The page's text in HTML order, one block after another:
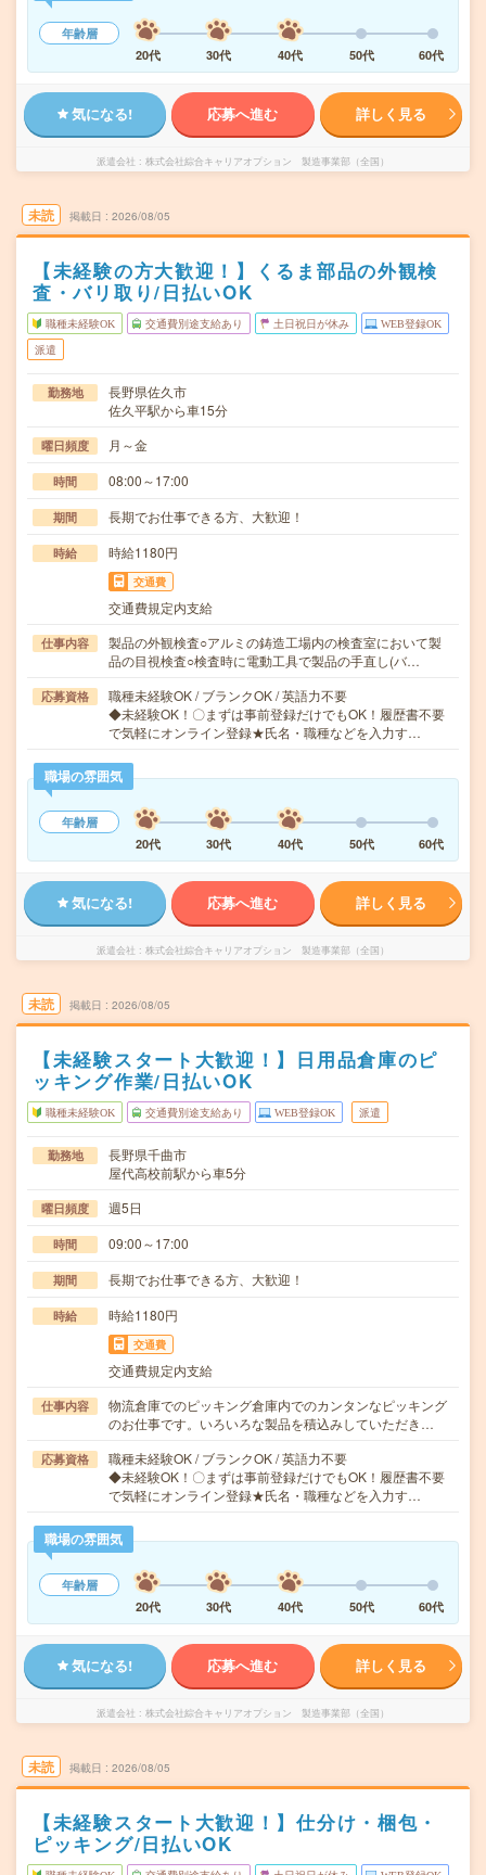
年齢層
20代
30代 40代 50代 60代
気になる! 応募へ進む 詳しく見る
派遣会社 株式会社綜合キャリアオプション 製造事業部（全国）
未読 掲載日 2026/08/05
【未経験の方大歓迎！】くるま部品の外観検
査・バリ取り/日払いOK
職種未経験OK 交通費別途支給あり 土日祝日が休み WEB登録OK
派遣
勤務地
長野県佐久市
佐久平駅から車15分
曜日頻度 月～金
時間 08:00～17:00
期間 長期でお仕事できる方、大歓迎！
時給 時給1180円
交通費
交通費規定内支給
仕事内容
製品の外観検査○アルミの鋳造工場内の検査室において製
品の目視検査○検査時に電動工具で製品の手直し(バ…
応募資格
職種未経験OK / ブランクOK / 英語力不要
◆未経験OK！〇まずは事前登録だけでもOK！履歴書不要
で気軽にオンライン登録★氏名・職種などを入力す…
職場の雰囲気
年齢層
20代
30代 40代 50代 60代
気になる! 応募へ進む 詳しく見る
派遣会社 株式会社綜合キャリアオプション 製造事業部（全国）
未読 掲載日 2026/08/05
【未経験スタート大歓迎！】日用品倉庫のピ
ッキング作業/日払いOK
職種未経験OK 交通費別途支給あり WEB登録OK 派遣
勤務地
長野県千曲市
屋代高校前駅から車5分
曜日頻度 週5日
時間 09:00～17:00
期間 長期でお仕事できる方、大歓迎！
時給 時給1180円
交通費
交通費規定内支給
仕事内容
物流倉庫でのピッキング倉庫内でのカンタンなピッキング
のお仕事です。いろいろな製品を積込みしていただき…
応募資格
職種未経験OK / ブランクOK / 英語力不要
◆未経験OK！〇まずは事前登録だけでもOK！履歴書不要
で気軽にオンライン登録★氏名・職種などを入力す…
職場の雰囲気
年齢層
20代
30代 40代 50代 60代
気になる! 応募へ進む 詳しく見る
派遣会社 株式会社綜合キャリアオプション 製造事業部（全国）
未読 掲載日 2026/08/05
【未経験スタート大歓迎！】仕分け・梱包・
ピッキング/日払いOK